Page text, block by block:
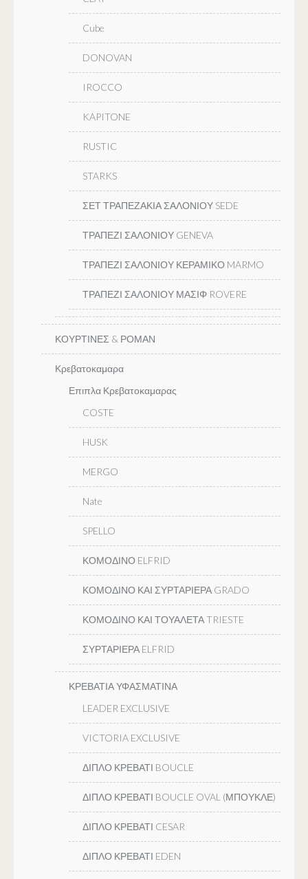
Cube
DONOVAN
IROCCO
KAPITONE
RUSTIC
STARKS
ΣΕΤ ΤΡΑΠΕΖΑΚΙΑ ΣΑΛΟΝΙΟΥ SEDE
ΤΡΑΠΕΖΙ ΣΑΛΟΝΙΟΥ GENEVA
ΤΡΑΠΕΖΙ ΣΑΛΟΝΙΟΥ ΚΕΡΑΜΙΚΟ MARMO
ΤΡΑΠΕΖΙ ΣΑΛΟΝΙΟΥ ΜΑΣΙΦ ROVERE
ΚΟΥΡΤΙΝΕΣ & ΡΟΜΑΝ
Κρεβατοκαμαρα
Επιπλα Κρεβατοκαμαρας
COSTE
HUSK
MERGO
Nate
SPELLO
ΚΟΜΟΔΙΝΟ ELFRID
ΚΟΜΟΔΙΝΟ ΚΑΙ ΣΥΡΤΑΡΙΕΡΑ GRADO
ΚΟΜΟΔΙΝΟ ΚΑΙ ΤΟΥΑΛΕΤΑ TRIESTE
ΣΥΡΤΑΡΙΕΡΑ ELFRID
ΚΡΕΒΑΤΙΑ ΥΦΑΣΜΑΤΙΝΑ
LEADER EXCLUSIVE
VICTORIA EXCLUSIVE
ΔΙΠΛΟ ΚΡΕΒΑΤΙ BOUCLE
ΔΙΠΛΟ ΚΡΕΒΑΤΙ BOUCLE OVAL (ΜΠΟΥΚΛΕ)
ΔΙΠΛΟ ΚΡΕΒΑΤΙ CESAR
ΔΙΠΛΟ ΚΡΕΒΑΤΙ EDEN